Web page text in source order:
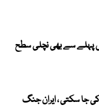
پہلے سے بھی نچلی سطح
جا سکتی ، ایران جنگ